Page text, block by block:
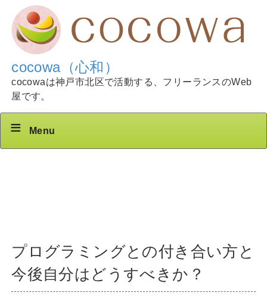
cocowa（心和）
cocowaは神戸市北区で活動する、フリーランスのWeb
屋です。
Menu
プログラミングとの付き合い方と
今後自分はどうすべきか？